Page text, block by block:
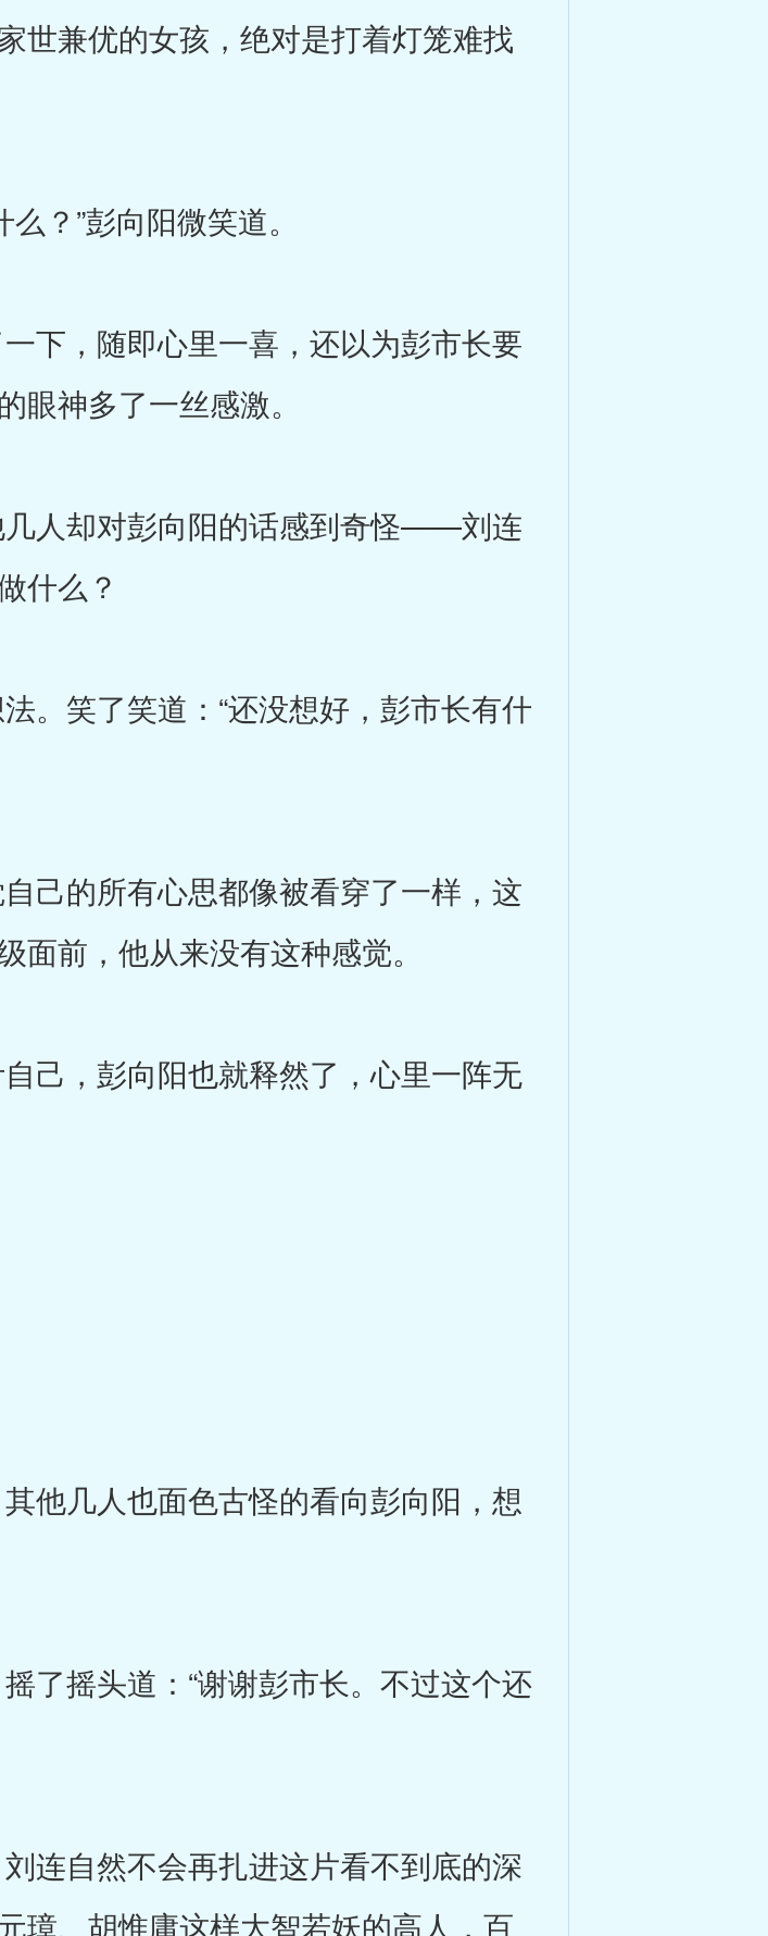
世兼优的女孩，绝对是打着灯笼难找
”彭向阳微笑道。
，随即心里一喜，还以为彭市长要
眼神多了一丝感激。
人却对彭向阳的话感到奇怪——刘连
什么？
笑了笑道：“还没想好，彭市长有什
的所有心思都像被看穿了一样，这
前，他从来没有这种感觉。
，彭向阳也就释然了，心里一阵无
几人也面色古怪的看向彭向阳，想
摇头道：“谢谢彭市长。不过这个还
自然不会再扎进这片看不到底的深
璋、胡惟庸这样大智若妖的高人，百